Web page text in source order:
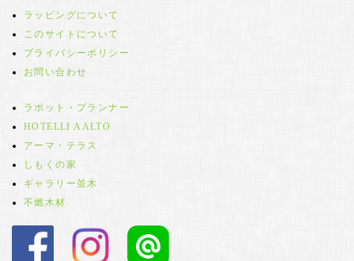
ラッピングについて
このサイトについて
プライバシーポリシー
お問い合わせ
ラボット・プランナー
HOTELLI AALTO
アーマ・テラス
しもくの家
ギャラリー並木
不燃木材